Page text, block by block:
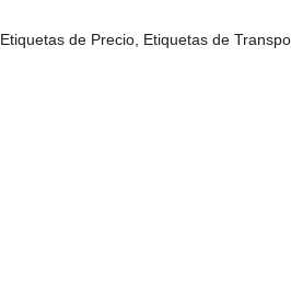
de Precio, Etiquetas de